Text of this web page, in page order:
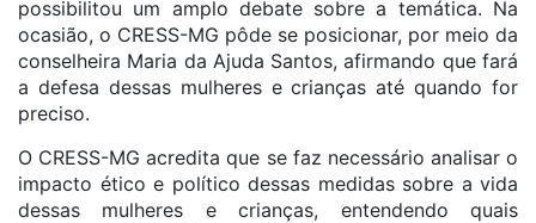
possibilitou um amplo debate sobre a temática. Na
ocasião, o CRESS-MG pôde se posicionar, por meio da
conselheira Maria da Ajuda Santos, afirmando que fará
a defesa dessas mulheres e crianças até quando for
preciso.
O CRESS-MG acredita que se faz necessário analisar o
impacto ético e político dessas medidas sobre a vida
dessas mulheres e crianças, entendendo quais